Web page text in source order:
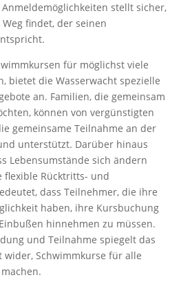
stellt sicher,
findet, der seinen
für möglichst viele
bietet die Wasserwacht spezielle
an. Familien, die gemeinsam
können von vergünstigten
gemeinsame Teilnahme an der
unterstützt. Darüber hinaus
Lebensumstände sich ändern
flexible Rücktritts- und
dass Teilnehmer, die ihre
haben, ihre Kursbuchung
hinnehmen zu müssen.
und Teilnahme spiegelt das
wider, Schwimmkurse für alle